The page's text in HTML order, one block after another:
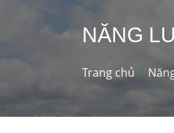
NĂNG
Trang chủ